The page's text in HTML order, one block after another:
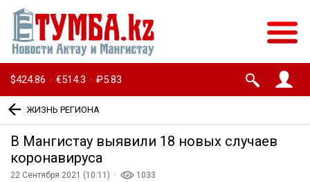
$424.86 · €514.3 · ₽5.83
ЖИЗНЬ РЕГИОНА
В Мангистау выявили 18 новых случаев
коронавируса
22 Сентября 2021 (10:11) ·
1033